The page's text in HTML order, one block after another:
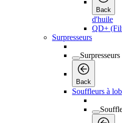
Back
d'huile
QD+
Surpresseurs
Surpresseurs
Back
Souffleurs à